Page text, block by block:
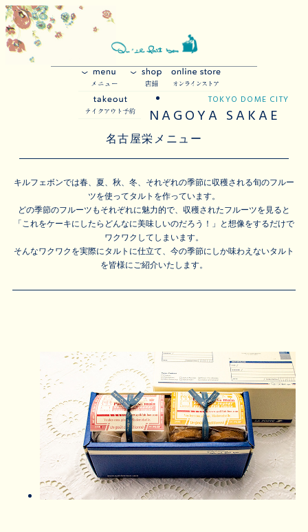
TOKYO DOME CITY
NAGOYA SAKAE
名古屋栄メニュー
キルフェボンでは春、夏、秋、冬、それぞれの季節に収穫される旬のフルー
ツを使ってタルトを作っています。
どの季節のフルーツもそれぞれに魅力的で、収穫されたフルーツを見ると
「これをケーキにしたらどんなに美味しいのだろう！」と想像をするだけで
ワクワクしてしまいます。
そんなワクワクを実際にタルトに仕立て、今の季節にしか味わえないタルト
を皆様にご紹介いたします。